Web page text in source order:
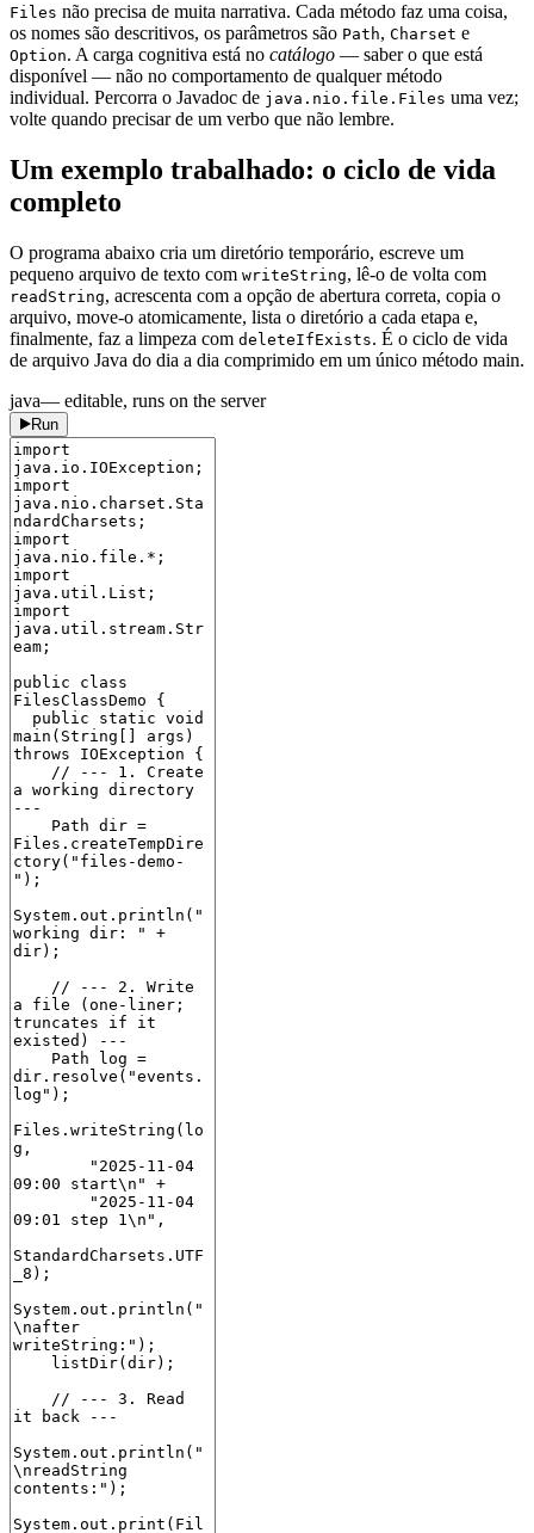
Files não precisa de muita narrativa. Cada método faz uma coisa,
os nomes são descritivos, os parâmetros são Path, Charset e
Option. A carga cognitiva está no catálogo — saber o que está
disponível — não no comportamento de qualquer método
individual. Percorra o Javadoc de java.nio.file.Files uma vez;
volte quando precisar de um verbo que não lembre.
Um exemplo trabalhado: o ciclo de vida
completo
O programa abaixo cria um diretório temporário, escreve um
pequeno arquivo de texto com writeString, lê-o de volta com
readString, acrescenta com a opção de abertura correta, copia o
arquivo, move-o atomicamente, lista o diretório a cada etapa e,
finalmente, faz a limpeza com deleteIfExists. É o ciclo de vida
de arquivo Java do dia a dia comprimido em um único método main.
java— editable, runs on the server
Run